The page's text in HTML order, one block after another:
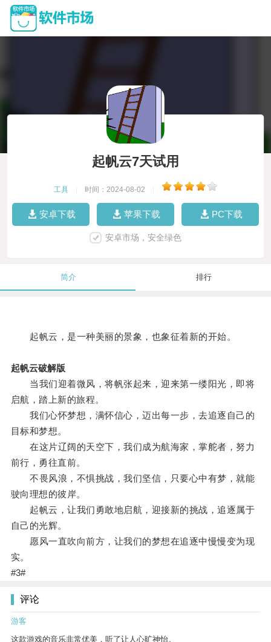
起帆云7天试用
工具 时间：2024-08-02
安卓下载 苹果下载 PC下载
安卓市场，安全绿色
简介 排行
起帆云，是一种美丽的景象，也象征着新的开始。
起帆云破解版
当我们迎着微风，将帆张起来，迎来第一缕阳光，即将
启航，踏上新的旅程。
我们心怀梦想，满怀信心，迈出每一步，去追逐自己的
目标和梦想。
在这片辽阔的天空下，我们成为航海家，掌舵者，努力
前行，勇往直前。
不畏风浪，不惧挑战，我们坚信，只要心中有梦，就能
驶向理想的彼岸。
起帆云，让我们勇敢地启航，迎接新的挑战，追逐属于
自己的光辉。
愿风一直吹向前方，让我们的梦想在追逐中慢慢变为现
实。
#3#
评论
游客
这款游戏的音乐非常优美，听了让人心旷神怡。